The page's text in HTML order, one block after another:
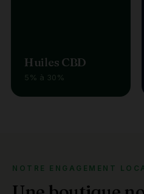
Huiles CBD
5% à 30%
NOTRE ENGAGEMENT